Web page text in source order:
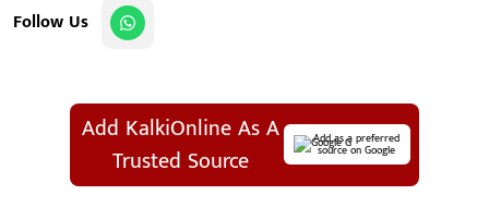
Follow Us
Add KalkiOnline As A
Trusted Source
Add as a preferred
source on Google